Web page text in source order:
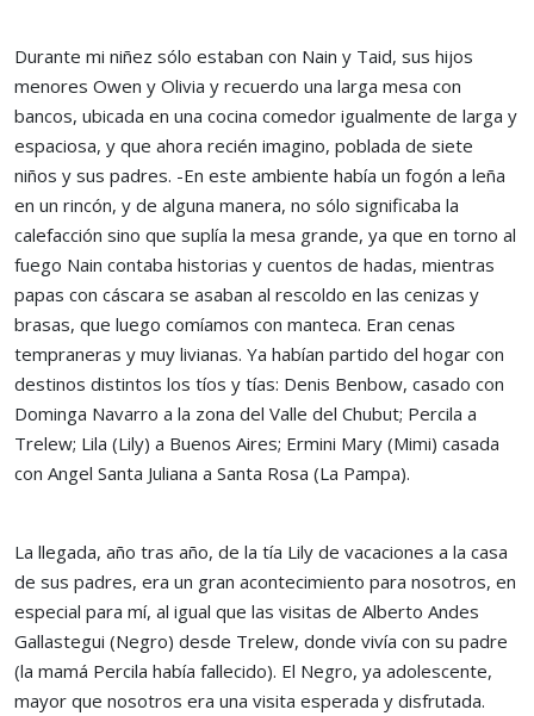
Durante mi niñez sólo estaban con Nain y Taid, sus hijos
menores Owen y Olivia y recuerdo una larga mesa con
bancos, ubicada en una cocina comedor igualmente de larga y
espaciosa, y que ahora recién imagino, poblada de siete
niños y sus padres. -En este ambiente había un fogón a leña
en un rincón, y de alguna manera, no sólo significaba la
calefacción sino que suplía la mesa grande, ya que en torno al
fuego Nain contaba historias y cuentos de hadas, mientras
papas con cáscara se asaban al rescoldo en las cenizas y
brasas, que luego comíamos con manteca. Eran cenas
tempraneras y muy livianas. Ya habían partido del hogar con
destinos distintos los tíos y tías: Denis Benbow, casado con
Dominga Navarro a la zona del Valle del Chubut; Percila a
Trelew; Lila (Lily) a Buenos Aires; Ermini Mary (Mimi) casada
con Angel Santa Juliana a Santa Rosa (La Pampa).
La llegada, año tras año, de la tía Lily de vacaciones a la casa
de sus padres, era un gran acontecimiento para nosotros, en
especial para mí, al igual que las visitas de Alberto Andes
Gallastegui (Negro) desde Trelew, donde vivía con su padre
(la mamá Percila había fallecido). El Negro, ya adolescente,
mayor que nosotros era una visita esperada y disfrutada.